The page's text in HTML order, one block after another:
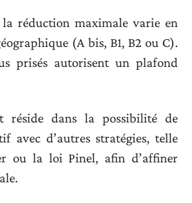
réduction maximale varie en
(A bis, B1, B2 ou C).
prisés autorisent un plafond
dans la possibilité de
avec d’autres stratégies, telle
ou la loi Pinel, afin d’affiner